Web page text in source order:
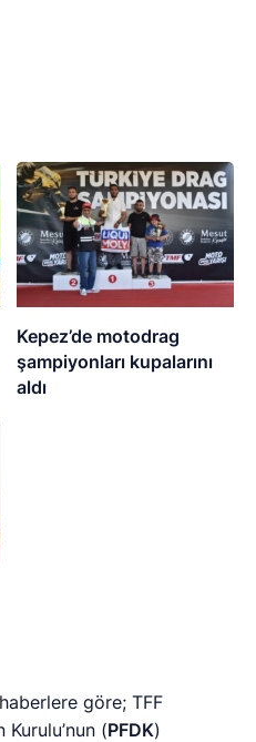
Kepez’de motodrag
şampiyonları kupalarını
aldı
göre; TFF
(PFDK)